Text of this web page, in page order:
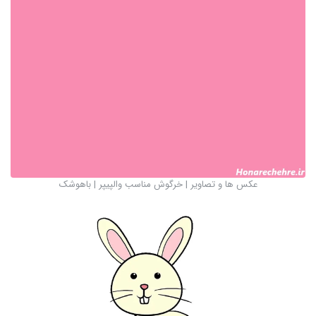
عکس ها و تصاویر | خرگوش مناسب والپيپر | باهوشک